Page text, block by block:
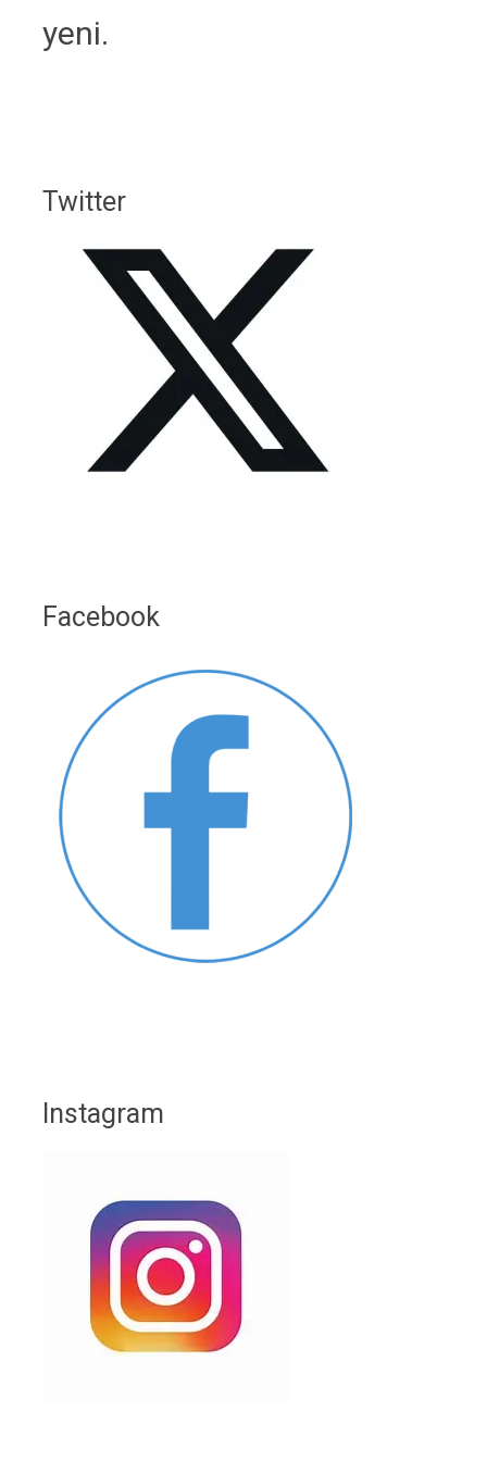
yeni.
Twitter
Facebook
Instagram